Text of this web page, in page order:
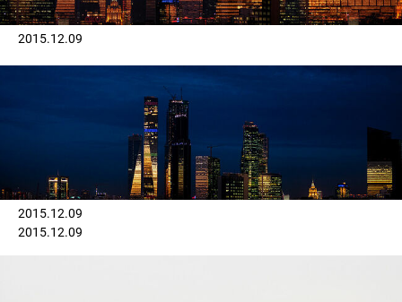
2015.12.09
2015.12.09
2015.12.09